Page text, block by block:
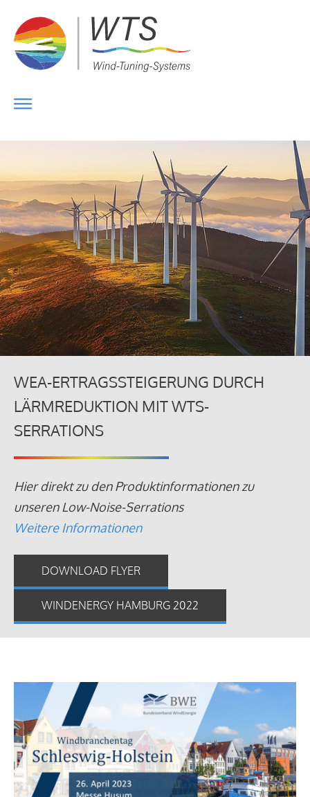
WEA-ERTRAGSSTEIGERUNG DURCH
LÄRMREDUKTION MIT WTS-
SERRATIONS
Hier direkt zu den Produktinformationen zu
unseren Low-Noise-Serrations
Weitere Informationen
DOWNLOAD FLYER
WINDENERGY HAMBURG 2022